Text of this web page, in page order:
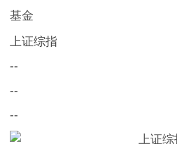
基金
上证综指
--
--
--